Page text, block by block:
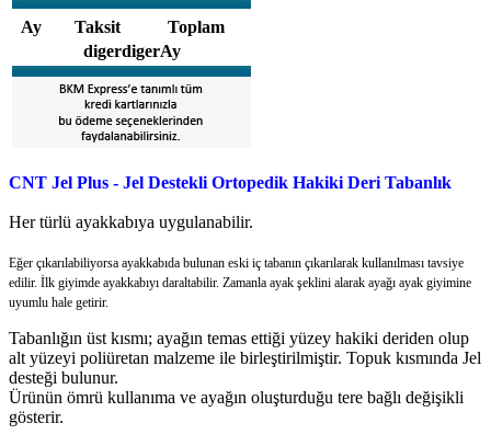
Ay Taksit
Toplam
digerdigerAy
CNT Jel Plus - Jel Destekli Ortopedik Hakiki Deri Tabanlık
Her türlü ayakkabıya uygulanabilir.
Eğer çıkarılabiliyorsa ayakkabıda bulunan eski iç tabanın çıkarılarak kullanılması tavsiye
edilir. İlk giyimde ayakkabıyı daraltabilir. Zamanla ayak şeklini alarak ayağı ayak giyimine
uyumlu hale getirir.
Tabanlığın üst kısmı; ayağın temas ettiği yüzey hakiki deriden olup
alt yüzeyi poliüretan malzeme ile birleştirilmiştir. Topuk kısmında Jel
desteği bulunur.
Ürünün ömrü kullanıma ve ayağın oluşturduğu tere bağlı değişikli
gösterir.